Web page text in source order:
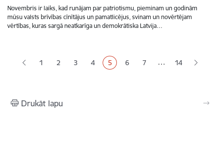
Novembris ir laiks, kad runājam par patriotismu, pieminam un godinām
mūsu valsts brīvības cīnītājus un pamatlicējus, svinam un novērtējam
vērtības, kuras sargā neatkarīga un demokrātiska Latvija…
1 Lapa
2 Lapa
3 Lapa
4 Pašreizējā lapa
5 Lapa
6 Lapa
7 … 14
Drukāt lapu